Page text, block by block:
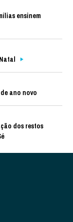
ensinem
ano novo
dos restos